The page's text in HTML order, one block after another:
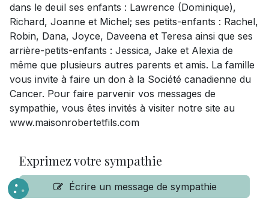
dans le deuil ses enfants : Lawrence (Dominique),
Richard, Joanne et Michel; ses petits-enfants : Rachel,
Robin, Dana, Joyce, Daveena et Teresa ainsi que ses
arrière-petits-enfants : Jessica, Jake et Alexia de
même que plusieurs autres parents et amis. La famille
vous invite à faire un don à la Société canadienne du
Cancer. Pour faire parvenir vos messages de
sympathie, vous êtes invités à visiter notre site au
www.maisonrobertetfils.com
Exprimez votre sympathie
Écrire un message de sympathie